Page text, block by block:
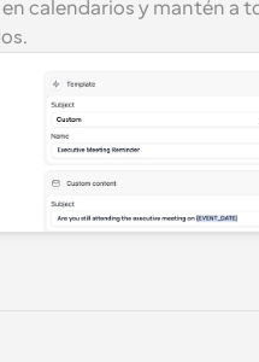
calendarios y mantén a